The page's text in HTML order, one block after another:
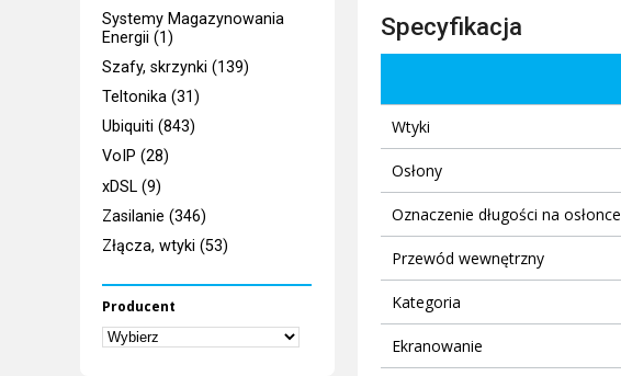
Systemy Magazynowania
Energii (1)
Szafy, skrzynki (139)
Teltonika (31)
Ubiquiti (843)
VoIP (28)
xDSL (9)
Zasilanie (346)
Złącza, wtyki (53)
Producent
Specyfikacja
Wtyki
Osłony
Oznaczenie długości na osłonce
Przewód wewnętrzny
Kategoria
Ekranowanie